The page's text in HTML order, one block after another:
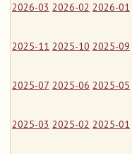
2026-03 2026-02 2026-01
2025-11 2025-10 2025-09
2025-07 2025-06 2025-05
2025-03 2025-02 2025-01